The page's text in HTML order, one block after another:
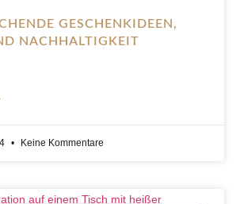
GESCHENKIDEEN,
NACHHALTIGKEIT
Keine Kommentare